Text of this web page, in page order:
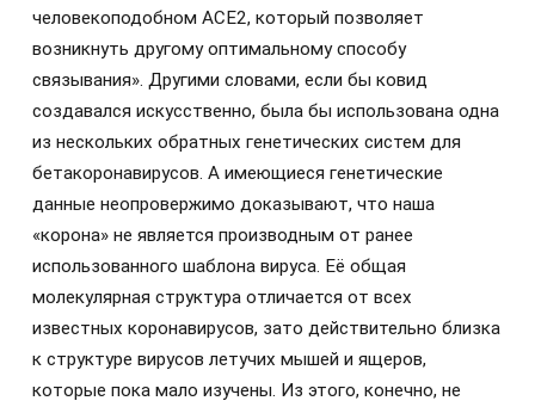
человекоподобном ACE2, который позволяет
возникнуть другому оптимальному способу
связывания». Другими словами, если бы ковид
создавался искусственно, была бы использована одна
из нескольких обратных генетических систем для
бетакоронавирусов. А имеющиеся генетические
данные неопровержимо доказывают, что наша
«корона» не является производным от ранее
использованного шаблона вируса. Её общая
молекулярная структура отличается от всех
известных коронавирусов, зато действительно близка
к структуре вирусов летучих мышей и ящеров,
которые пока мало изучены. Из этого, конечно, не